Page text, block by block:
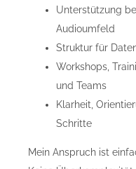
Unterstützung
Audioumfeld
Struktur für
Workshops,
und Teams
Klarheit,
Schritte
Mein Anspruch ist